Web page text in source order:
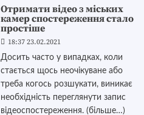
Отримати відео з міських
камер спостереження стало
простіше
18:37 23.02.2021
Досить часто у випадках, коли
стається щось неочікуване або
треба когось розшукати, виникає
необхідність переглянути запис
відеоспостереження. (більше…)